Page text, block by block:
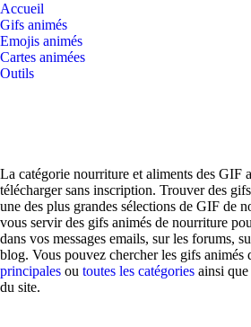
Accueil
Gifs animés
Emojis animés
Cartes animées
Outils
La catégorie nourriture et aliments des GIF
télécharger sans inscription. Trouver des
une des plus grandes sélections de GIF de
vous servir des gifs animés de nourriture
dans vos messages emails, sur les forums,
blog. Vous pouvez chercher les gifs animés
principales ou toutes les catégories ainsi
du site.